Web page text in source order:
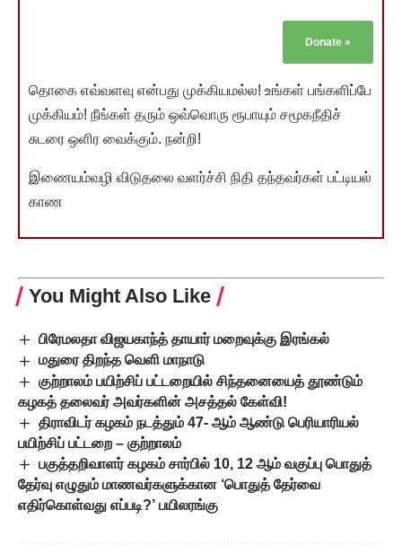
Donate »
தொகை எவ்வளவு என்பது முக்கியமல்ல! உங்கள் பங்களிப்பே
முக்கியம்! நீங்கள் தரும் ஒவ்வொரு ரூபாயும் சமூகநீதிச்
சுடரை ஒளிர வைக்கும். நன்றி!
இணையம்வழி விடுதலை வளர்ச்சி நிதி தந்தவர்கள் பட்டியல்
காண
You Might Also Like
பிரேமலதா விஜயகாந்த் தாயார் மறைவுக்கு இரங்கல்
மதுரை திறந்த வெளி மாநாடு
குற்றாலம் பயிற்சிப் பட்டறையில் சிந்தனையைத் தூண்டும்
கழகத் தலைவர் அவர்களின் அசத்தல் கேள்வி!
திராவிடர் கழகம் நடத்தும் 47- ஆம் ஆண்டு பெரியாரியல்
பயிற்சிப் பட்டறை – குற்றாலம்
பகுத்தறிவாளர் கழகம் சார்பில் 10, 12 ஆம் வகுப்பு பொதுத்
தேர்வு எழுதும் மாணவர்களுக்கான ‘பொதுத் தேர்வை
எதிர்கொள்வது எப்படி?’ பயிலரங்கு